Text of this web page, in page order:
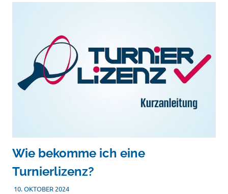
Wie bekomme ich eine
Turnierlizenz?
10. OKTOBER 2024MATHIAS KOHLSCHMIDT
TISCHTENNIS